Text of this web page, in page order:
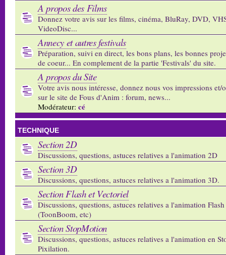
A propos des Films
Donnez votre avis sur les films, cinéma, BluRay, DVD,
VideoDisc...
Annecy et autres festivals
Préparation, suivi en direct, les bons plans, les bonnes
de coeur... En complement de la partie 'Festivals' du site.
A propos du Site
Votre avis nous intéresse, donnez nous vos impressions et/
sur le site de Fous d'Anim : forum, news...
Modérateur: cé
TECHNIQUE
Section 2D
Discussions, questions, astuces relatives a l'animation 2D
Section 3D
Discussions, questions, astuces relatives a l'animation 3D.
Section Flash et Vectoriel
Discussions, questions, astuces relatives a l'animation
(ToonBoom, etc)
Section StopMotion
Discussions, questions, astuces relatives a l'animation en
Pixilation.